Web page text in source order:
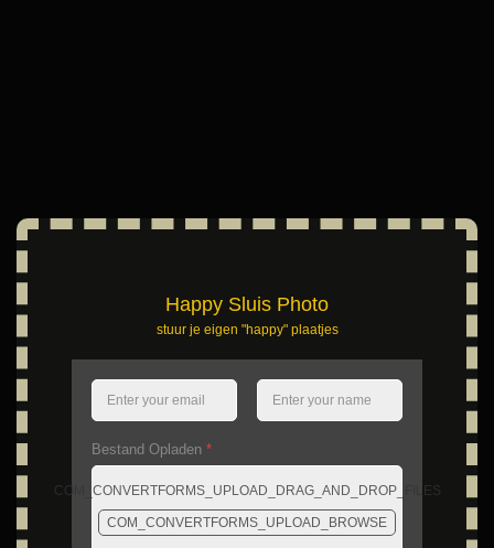
Happy Sluis Photo
stuur je eigen "happy" plaatjes
Bestand Opladen *
COM_CONVERTFORMS_UPLOAD_DRAG_AND_DROP_FILES
COM_CONVERTFORMS_UPLOAD_BROWSE